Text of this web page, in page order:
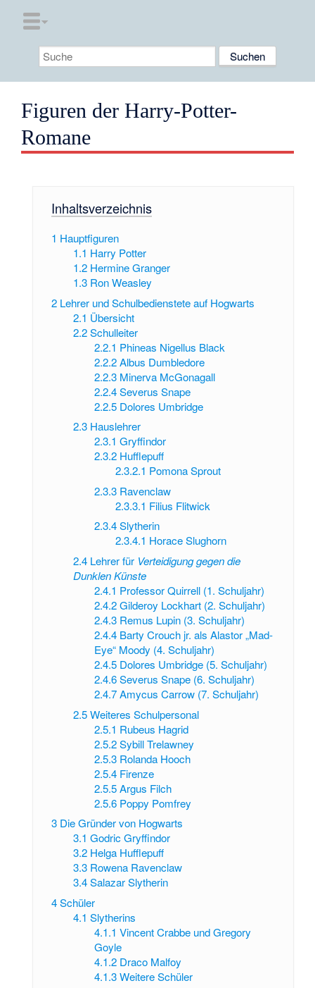
Figuren der Harry-Potter-
Romane
Inhaltsverzeichnis
1 Hauptfiguren
1.1 Harry Potter
1.2 Hermine Granger
1.3 Ron Weasley
2 Lehrer und Schulbedienstete auf Hogwarts
2.1 Übersicht
2.2 Schulleiter
2.2.1 Phineas Nigellus Black
2.2.2Albus Dumbledore
2.2.3 Minerva McGonagall
2.2.4Severus Snape
2.2.5 Dolores Umbridge
2.3 Hauslehrer
2.3.1 Gryffindor
2.3.2 Hufflepuff
2.3.2.1 Pomona Sprout
2.3.3 Ravenclaw
2.3.3.1 Filius Flitwick
2.3.4Slytherin
2.3.4.1 Horace Slughorn
2.4 Lehrer für Verteidigung gegen die
Dunklen Künste
2.4.1 Professor Quirrell (1. Schuljahr)
2.4.2Gilderoy Lockhart (2. Schuljahr)
2.4.3 Remus Lupin (3. Schuljahr)
2.4.4 Barty Crouch jr. als Alastor „Mad-
Eye“ Moody (4. Schuljahr)
2.4.5 Dolores Umbridge (5. Schuljahr)
2.4.6Severus Snape (6. Schuljahr)
2.4.7Amycus Carrow (7. Schuljahr)
2.5 Weiteres Schulpersonal
2.5.1 Rubeus Hagrid
2.5.2Sybill Trelawney
2.5.3 Rolanda Hooch
2.5.4 Firenze
2.5.5Argus Filch
2.5.6 Poppy Pomfrey
3 Die Gründer von Hogwarts
3.1 Godric Gryffindor
3.2 Helga Hufflepuff
3.3 Rowena Ravenclaw
3.4 Salazar Slytherin
4Schüler
4.1 Slytherins
4.1.1 Vincent Crabbe und Gregory
Goyle
4.1.2 Draco Malfoy
4.1.3Weitere Schüler